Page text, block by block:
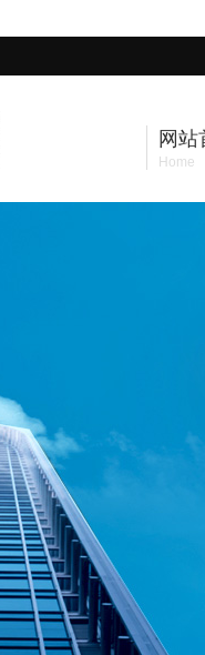
网站
Home